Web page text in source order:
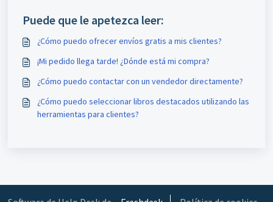
Puede que le apetezca leer:
¿Cómo puedo ofrecer envíos gratis a mis clientes?
¡Mi pedido llega tarde! ¿Dónde está mi compra?
¿Cómo puedo contactar con un vendedor directamente?
¿Cómo puedo seleccionar libros destacados utilizando las
herramientas para clientes?